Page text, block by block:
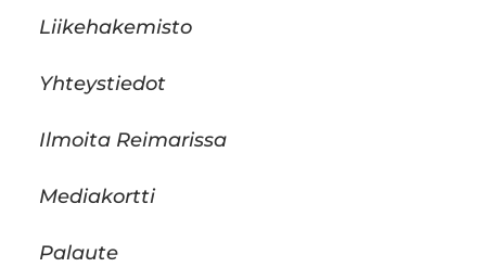
Liikehakemisto
Yhteystiedot
Ilmoita Reimarissa
Mediakortti
Palaute